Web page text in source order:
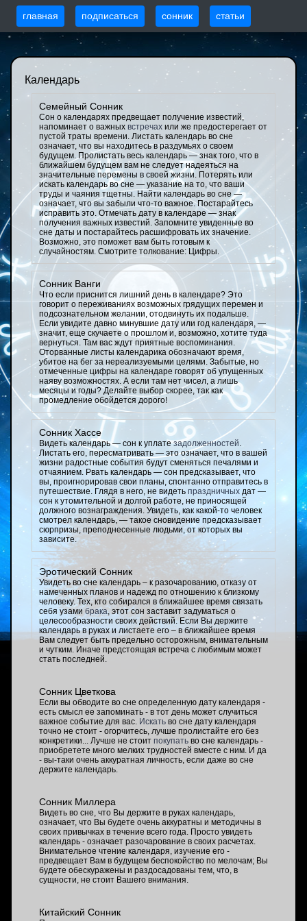
главная подписаться сонник статьи
Календарь
Семейный Сонник
Сон о календарях предвещает получение известий,
напоминает о важных встречах или же предостерегает от
пустой траты времени. Листать календарь во сне
означает, что вы находитесь в раздумьях о своем
будущем. Пролистать весь календарь — знак того, что в
ближайшем будущем вам не следует надеяться на
значительные перемены в своей жизни. Потерять или
искать календарь во сне — указание на то, что ваши
труды и чаяния тщетны. Найти календарь во сне —
означает, что вы забыли что-то важное. Постарайтесь
исправить это. Отмечать дату в календаре — знак
получения важных известий. Запомните увиденные во
сне даты и постарайтесь расшифровать их значение.
Возможно, это поможет вам быть готовым к
случайностям. Смотрите толкование: Цифры.
Сонник Ванги
Что если приснится лишний день в календаре? Это
говорит о переживаниях возможных грядущих перемен и
подсознательном желании, отодвинуть их подальше.
Если увидите давно минувшие дату или год календаря, —
значит, еще скучаете о прошлом и, возможно, хотите туда
вернуться. Там вас ждут приятные воспоминания.
Оторванные листы календарика обозначают время,
убитое на бег за нереализуемыми целями. Забытые, но
отмеченные цифры на календаре говорят об упущенных
наяву возможностях. А если там нет чисел, а лишь
месяцы и годы? Делайте выбор скорее, так как
промедление обойдется дорого!
Сонник Хассе
Видеть календарь — сон к уплатезадолженностей.
Листать его, пересматривать — это означает, что в вашей
жизни радостные события будут сменяться печалями и
отчаянием. Рвать календарь — сон предсказывает, что
вы, проигнорировав свои планы, спонтанно отправитесь в
путешествие. Глядя в него, не видеть праздничных дат —
сон к утомительной и долгой работе, не приносящей
должного вознаграждения. Увидеть, как какой-то человек
смотрел календарь, — такое сновидение предсказывает
сюрпризы, преподнесенные людьми, от которых вы
зависите.
Эротический Сонник
Увидеть во сне календарь – к разочарованию, отказу от
намеченных планов и надежд по отношению к близкому
человеку. Тех, кто собирался в ближайшее время связать
себя узами брака, этот сон заставит задуматься о
целесообразности своих действий. Если Вы держите
календарь в руках и листаете его – в ближайшее время
Вам следует быть предельно осторожным, внимательным
и чутким. Иначе предстоящая встреча с любимым может
стать последней.
Сонник Цветкова
Если вы обводите во сне определенную дату календаря -
есть смысл ее запоминать - в тот день может случиться
важное событие для вас. Искать во сне дату календаря
точно не стоит - огорчитесь, лучше пролистайте его без
конкретики... Лучше не стоит покупать во сне календарь -
приобретете много мелких трудностей вместе с ним. И да
- вы-таки очень аккуратная личность, если даже во сне
держите календарь.
Сонник Миллера
Видеть во сне, что Вы держите в руках календарь,
означает, что Вы будете очень аккуратны и методичны в
своих привычках в течение всего года. Просто увидеть
календарь - означает разочарование в своих расчетах.
Внимательное чтение календаря, изучение его -
предвещает Вам в будущем беспокойство по мелочам; Вы
будете обескуражены и раздосадованы тем, что, в
сущности, не стоит Вашего внимания.
Китайский Сонник